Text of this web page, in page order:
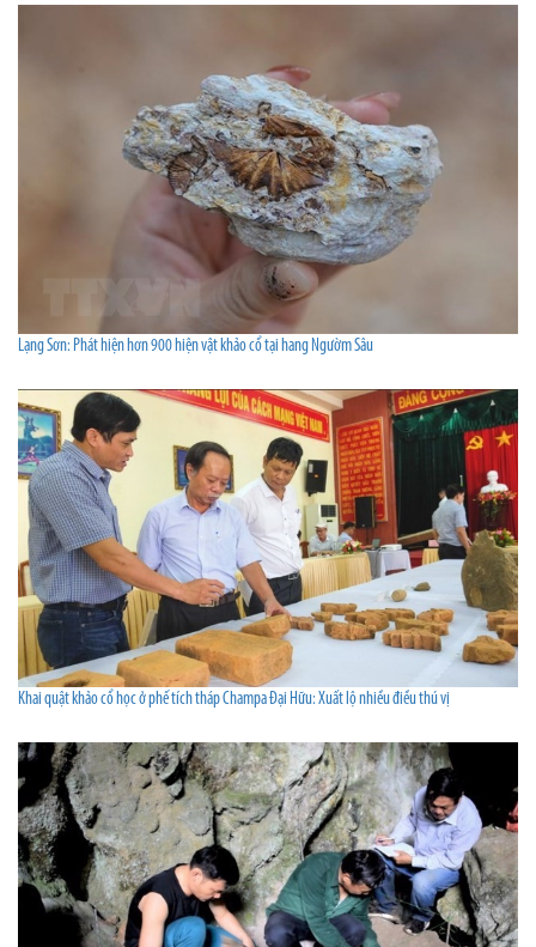
Lạng Sơn: Phát hiện hơn 900 hiện vật khảo cổ tại hang Ngườm Sâu
Khai quật khảo cổ học ở phế tích tháp Champa Ðại Hữu: Xuất lộ nhiều điều thú vị